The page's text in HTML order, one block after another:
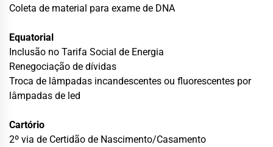
Coleta de material para exame de DNA
Equatorial
Inclusão no Tarifa Social de Energia
Renegociação de dívidas
Troca de lâmpadas incandescentes ou fluorescentes por
lâmpadas de led
Cartório
2º via de Certidão de Nascimento/Casamento